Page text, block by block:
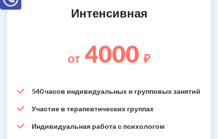
Интенсивная
от 4000 ₽
540 часов индивидуальных и групповых занятий
Участие в терапевтических группах
Индивидуальная работа с психологом